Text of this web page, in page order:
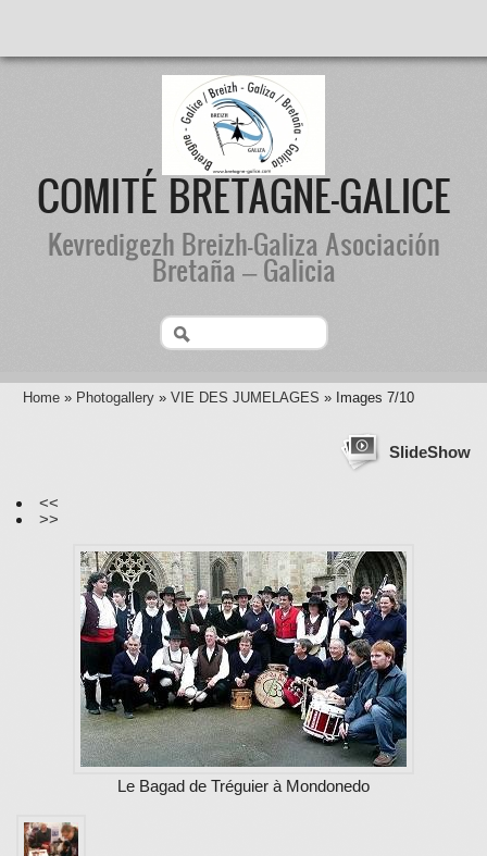
COMITÉ BRETAGNE-GALICE
Kevredigezh Breizh-Galiza Asociación
Bretaña – Galicia
Home » Photogallery » VIE DES JUMELAGES » Images 7/10
SlideShow
<<
>>
Le Bagad de Tréguier à Mondonedo